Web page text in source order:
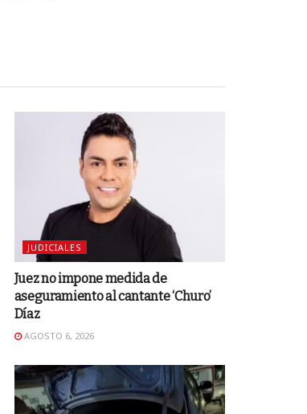
JUDICIALES
Juez no impone medida de
aseguramiento al cantante ‘Churo’
Díaz
AGOSTO 6, 2026